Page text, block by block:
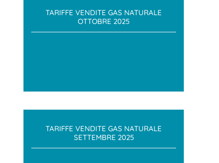
TARIFFE VENDITE GAS NATURALE
OTTOBRE 2025
TARIFFE VENDITE GAS NATURALE
SETTEMBRE 2025